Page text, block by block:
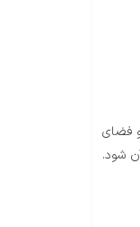
فضای
شود.